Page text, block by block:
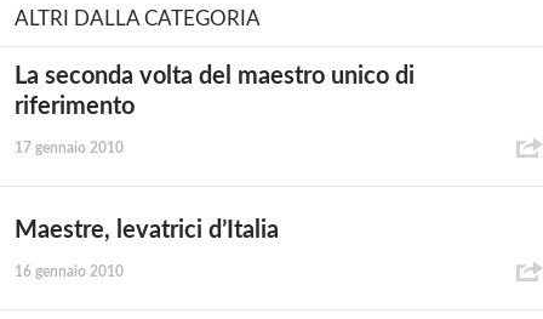
ALTRI DALLA CATEGORIA
La seconda volta del maestro unico di
riferimento
17 gennaio 2010
Maestre, levatrici d’Italia
16 gennaio 2010